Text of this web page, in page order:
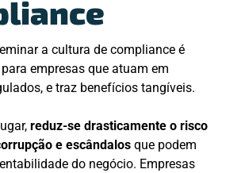
a cultura de compliance é
empresas que atuam em
e traz benefícios tangíveis.
reduz-se drasticamente o risco
e escândalosque podem
do negócio. Empresas